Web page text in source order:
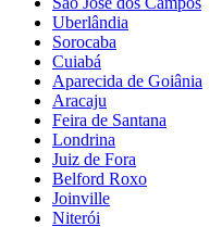
Uberlândia
Sorocaba
Cuiabá
Aparecida de Goiânia
Aracaju
Feira de Santana
Londrina
Juiz de Fora
Belford Roxo
Joinville
Niterói